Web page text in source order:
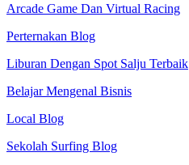
Arcade Game Dan Virtual Racing
Perternakan Blog
Liburan Dengan Spot Salju Terbaik
Belajar Mengenal Bisnis
Local Blog
Sekolah Surfing Blog